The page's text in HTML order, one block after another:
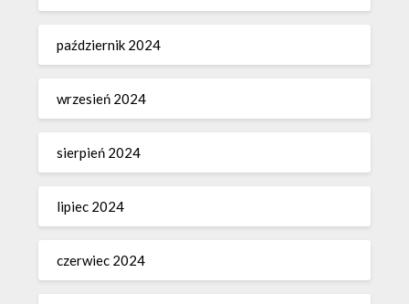
październik 2024
wrzesień 2024
sierpień 2024
lipiec 2024
czerwiec 2024